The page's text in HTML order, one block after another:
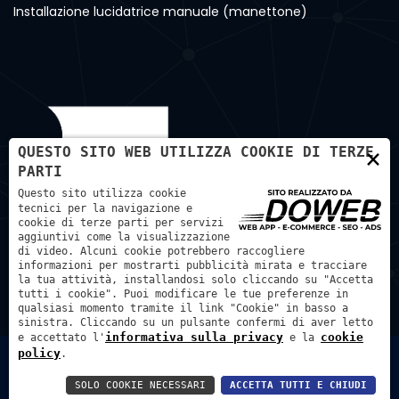
Installazione lucidatrice manuale (manettone)
- REA: VR – 179857
×
QUESTO SITO WEB UTILIZZA COOKIE DI TERZE
PARTI
Questo sito utilizza cookie
tecnici per la navigazione e
cookie di terze parti per servizi
aggiuntivi come la visualizzazione
di video. Alcuni cookie potrebbero raccogliere
informazioni per mostrarti pubblicità mirata e tracciare
la tua attività, installandosi solo cliccando su "Accetta
tutti i cookie". Puoi modificare le tue preferenze in
qualsiasi momento tramite il link "Cookie" in basso a
sinistra. Cliccando su un pulsante confermi di aver letto
e accettato l' informativa sulla privacy e la cookie
policy.
ACCETTA TUTTI E CHIUDI
SOLO COOKIE NECESSARI